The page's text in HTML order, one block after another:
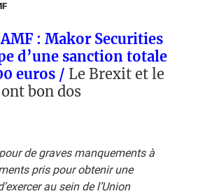
: Makor Securities
d’une sanction totale
euros / Le Brexit et le
bon dos
de graves manquements à
pris pour obtenir une
au sein de l’Union